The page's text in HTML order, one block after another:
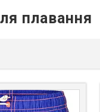
плавання